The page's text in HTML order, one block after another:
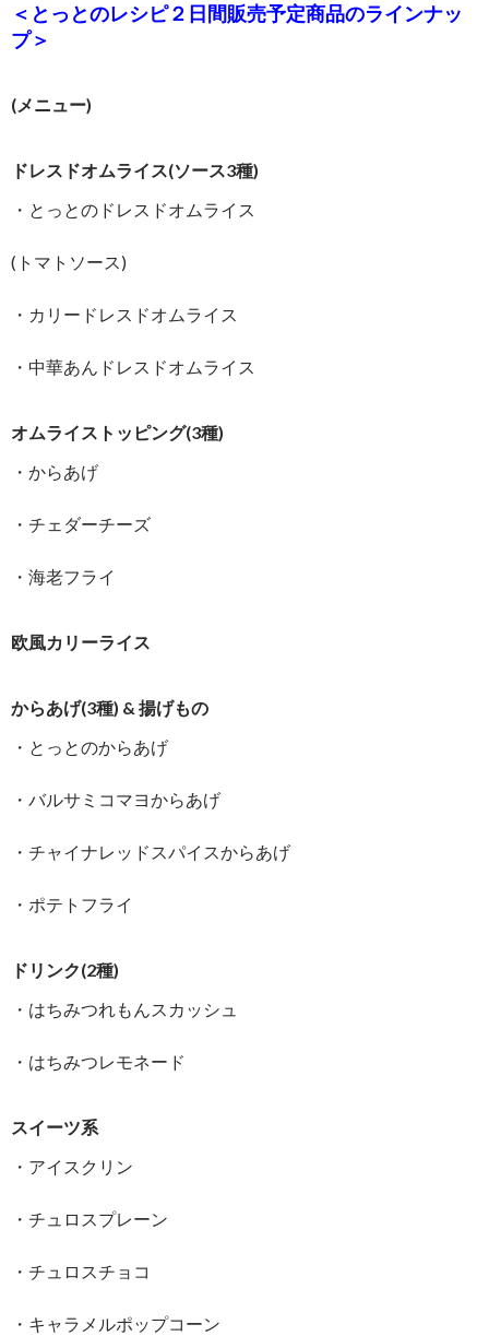
＜とっとのレシピ２日間販売予定商品のラインナッ
プ＞
(メニュー)
ドレスドオムライス(ソース3種)
・とっとのドレスドオムライス
(トマトソース)
・カリードレスドオムライス
・中華あんドレスドオムライス
オムライストッピング(3種)
・からあげ
・チェダーチーズ
・海老フライ
欧風カリーライス
からあげ(3種) & 揚げもの
・とっとのからあげ
・バルサミコマヨからあげ
・チャイナレッドスパイスからあげ
・ポテトフライ
ドリンク(2種)
・はちみつれもんスカッシュ
・はちみつレモネード
スイーツ系
・アイスクリン
・チュロスプレーン
・チュロスチョコ
・キャラメルポップコーン